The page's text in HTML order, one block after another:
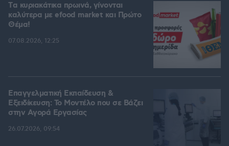
Tα κυριακάτικα πρωινά, γίνονται
καλύτερα με efood market και Πρώτο
Θέμα!
07.08.2026, 12:25
Επαγγελματική Εκπαίδευση &
Εξειδίκευση: Το Mοντέλο που σε Bάζει
στην Aγορά Eργασίας
26.07.2026, 09:54